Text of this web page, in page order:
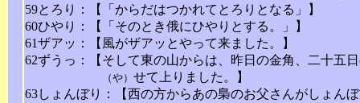
59とろり：【「からだはつかれてとろりとなる」】
60ひやり：【「そのとき俄にひやりとする。」】
61ザアッ：【風がザアッとやって来ました。】
62ずうっ：【そして東の山からは、昨日の金角、二十五
（や） せて上りました。】
63しょんぼり：【西の方からあの梟のお父さんがしょん